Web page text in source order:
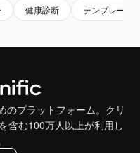
健康診断 テンプレート
のプラットフォーム。クリ
含む100万人以上が利用し